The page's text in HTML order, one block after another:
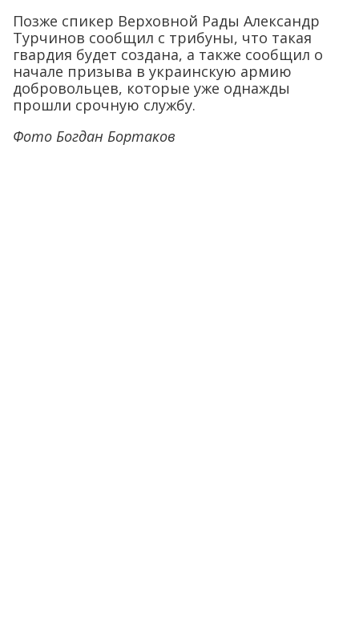
Позже спикер Верховной Рады Александр
Турчинов сообщил с трибуны, что такая
гвардия будет создана, а также сообщил о
начале призыва в украинскую армию
добровольцев, которые уже однажды
прошли срочную службу.
Фото Богдан Бортаков